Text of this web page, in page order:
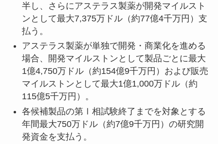
半し、さらにアステラス製薬が開発マイルスト
ンとして最大7,375万ドル（約77億4千万円）支
払う。
アステラス製薬が単独で開発・商業化を進める
場合、開発マイルストンとして製品ごとに最大
1億4,750万ドル（約154億9千万円）および販売
マイルストンとして最大1億1,000万ドル（約
115億5千万円）。
各候補製品の第Ⅰ相試験終了までを対象とする
年間最大750万ドル（約7億9千万円）の研究開
発資金を支払う。